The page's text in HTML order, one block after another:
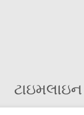
ટાઇમલાઇન